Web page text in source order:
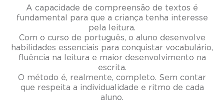
A capacidade de compreensão de textos é
fundamental para que a criança tenha interesse
pela leitura.
Com o curso de português, o aluno desenvolve
habilidades essenciais para conquistar vocabulário,
fluência na leitura e maior desenvolvimento na
escrita.
O método é, realmente, completo. Sem contar
que respeita a individualidade e ritmo de cada
aluno.